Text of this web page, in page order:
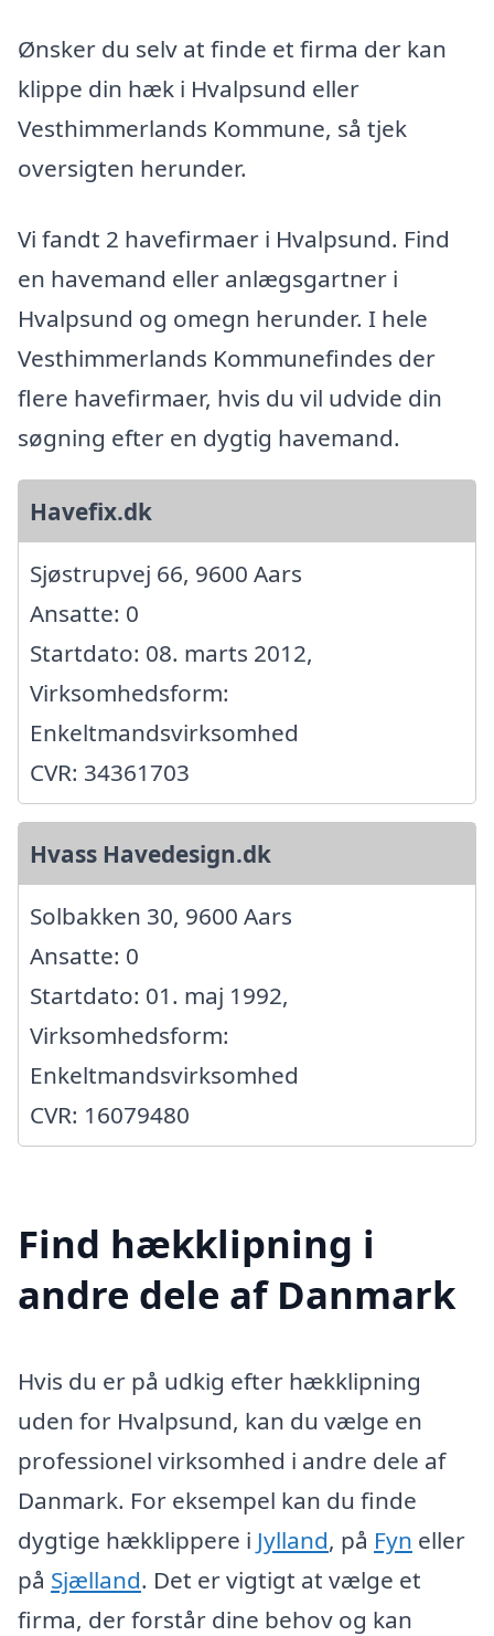
Ønsker du selv at finde et firma der kan
klippe din hæk i Hvalpsund eller
Vesthimmerlands Kommune, så tjek
oversigten herunder.
Vi fandt 2 havefirmaer i Hvalpsund. Find
en havemand eller anlægsgartner i
Hvalpsund og omegn herunder. I hele
Vesthimmerlands Kommunefindes der
flere havefirmaer, hvis du vil udvide din
søgning efter en dygtig havemand.
Havefix.dk
Sjøstrupvej 66, 9600 Aars
Ansatte: 0
Startdato: 08. marts 2012,
Virksomhedsform:
Enkeltmandsvirksomhed
CVR: 34361703
Hvass Havedesign.dk
Solbakken 30, 9600 Aars
Ansatte: 0
Startdato: 01. maj 1992,
Virksomhedsform:
Enkeltmandsvirksomhed
CVR: 16079480
Find hækklipning i
andre dele af Danmark
Hvis du er på udkig efter hækklipning
uden for Hvalpsund, kan du vælge en
professionel virksomhed i andre dele af
Danmark. For eksempel kan du finde
dygtige hækklippere i Jylland, på Fyn eller
på Sjælland. Det er vigtigt at vælge et
firma, der forstår dine behov og kan